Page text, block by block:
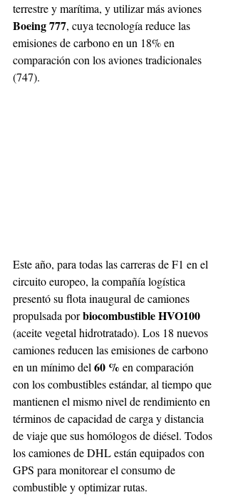
terrestre y marítima, y utilizar más aviones
Boeing 777, cuya tecnología reduce las
emisiones de carbono en un 18% en
comparación con los aviones tradicionales
(747).
Este año, para todas las carreras de F1 en el
circuito europeo, la compañía logística
presentó su flota inaugural de camiones
propulsada por biocombustible HVO100
(aceite vegetal hidrotratado). Los 18 nuevos
camiones reducen las emisiones de carbono
en un mínimo del 60 % en comparación
con los combustibles estándar, al tiempo que
mantienen el mismo nivel de rendimiento en
términos de capacidad de carga y distancia
de viaje que sus homólogos de diésel. Todos
los camiones de DHL están equipados con
GPS para monitorear el consumo de
combustible y optimizar rutas.